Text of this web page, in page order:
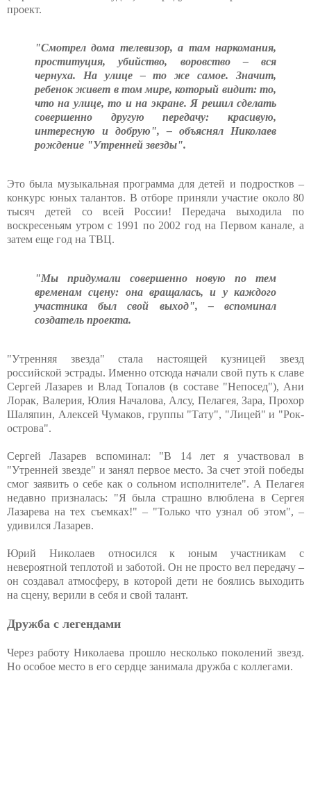
проект.
"Смотрел дома телевизор, а там наркомания,
проституция, убийство, воровство – вся
чернуха. На улице – то же самое. Значит,
ребенок живет в том мире, который видит: то,
что на улице, то и на экране. Я решил сделать
совершенно другую передачу: красивую,
интересную и добрую", – объяснял Николаев
рождение "Утренней звезды".
Это была музыкальная программа для детей и подростков –
конкурс юных талантов. В отборе приняли участие около 80
тысяч детей со всей России! Передача выходила по
воскресеньям утром с 1991 по 2002 год на Первом канале, а
затем еще год на ТВЦ.
"Мы придумали совершенно новую по тем
временам сцену: она вращалась, и у каждого
участника был свой выход", – вспоминал
создатель проекта.
"Утренняя звезда" стала настоящей кузницей звезд
российской эстрады. Именно отсюда начали свой путь к славе
Сергей Лазарев и Влад Топалов (в составе "Непосед"), Ани
Лорак, Валерия, Юлия Началова, Алсу, Пелагея, Зара, Прохор
Шаляпин, Алексей Чумаков, группы "Тату", "Лицей" и "Рок-
острова".
Сергей Лазарев вспоминал: "В 14 лет я участвовал в
"Утренней звезде" и занял первое место. За счет этой победы
смог заявить о себе как о сольном исполнителе". А Пелагея
недавно призналась: "Я была страшно влюблена в Сергея
Лазарева на тех съемках!" – "Только что узнал об этом", –
удивился Лазарев.
Юрий Николаев относился к юным участникам с
невероятной теплотой и заботой. Он не просто вел передачу –
он создавал атмосферу, в которой дети не боялись выходить
на сцену, верили в себя и свой талант.
Дружба с легендами
Через работу Николаева прошло несколько поколений звезд.
Но особое место в его сердце занимала дружба с коллегами.